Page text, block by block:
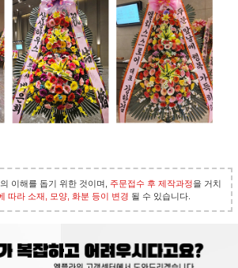
이해를 돕기 위한 것이며,주문접수 후 제작과정을 거치
따라 소재, 모양, 화분 등이 변경 될 수 있습니다.